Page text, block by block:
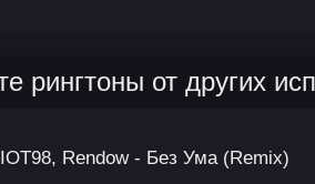
рингтоны от других
Rendow - Без Ума (Remix)